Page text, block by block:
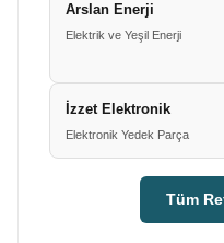
Arslan Enerji
Elektrik ve Yeşil Enerji
İzzet Elektronik
Elektronik Yedek Parça
Tüm